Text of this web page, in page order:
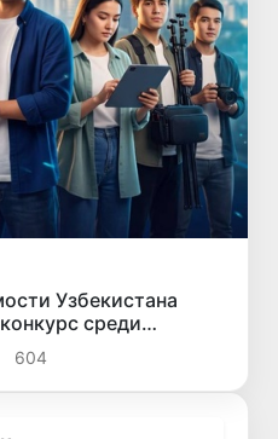
Узбекистана
среди
604